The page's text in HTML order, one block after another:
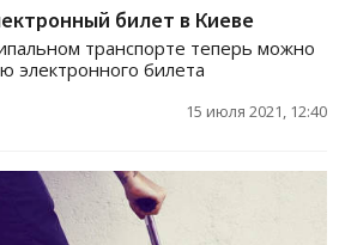
билет в Киеве
транспорте теперь можно
электронного билета
15 июля 2021, 12:40